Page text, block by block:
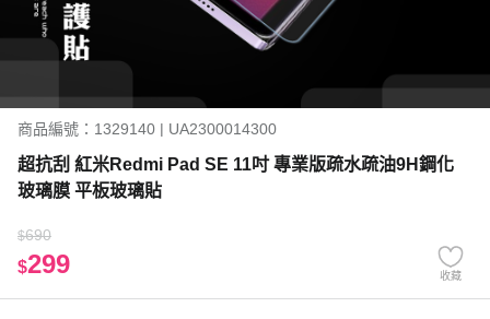
商品編號：1329140 | UA2300014300
超抗刮 紅米Redmi Pad SE 11吋 專業版疏水疏油9H鋼化
玻璃膜 平板玻璃貼
$690
$299 收藏